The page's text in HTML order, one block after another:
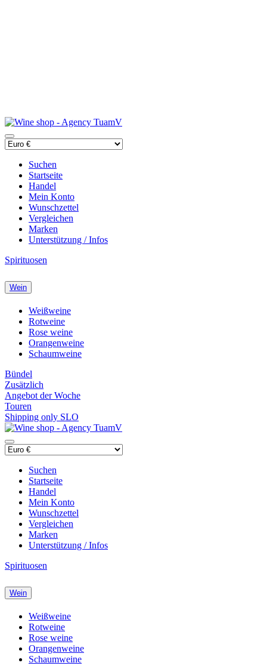
Suchen
Startseite
Handel
Mein Konto
Wunschzettel
Vergleichen
Marken
Unterstützung / Infos
Spirituosen
Wein
Weißweine
Rotweine
Rose weine
Orangenweine
Schaumweine
Bündel
Zusätzlich
Angebot der Woche
Touren
Shipping only SLO
Suchen
Startseite
Handel
Mein Konto
Wunschzettel
Vergleichen
Marken
Unterstützung / Infos
Spirituosen
Wein
Weißweine
Rotweine
Rose weine
Orangenweine
Schaumweine